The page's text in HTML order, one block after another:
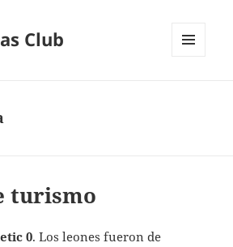
Club
turismo
0. Los leones fueron de